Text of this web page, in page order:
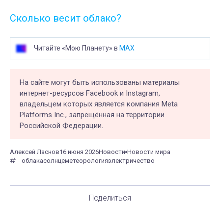
Сколько весит облако?
Читайте «Мою Планету» в MAX
На сайте могут быть использованы материалы
интернет-ресурсов Facebook и Instagram,
владельцем которых является компания Meta
Platforms Inc., запрещённая на территории
Российской Федерации.
Алексей Ласнов16 июня 2026Новости Новости мира
облакасолнцеметеорологияэлектричество
Поделиться